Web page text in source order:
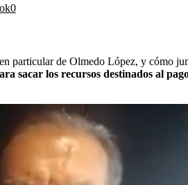
particular de Olmedo López, y cómo
sacar los recursos destinados al